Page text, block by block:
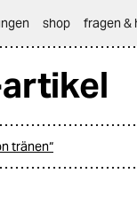
shop fragen &
tränen“